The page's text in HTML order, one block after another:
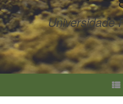
Universidade